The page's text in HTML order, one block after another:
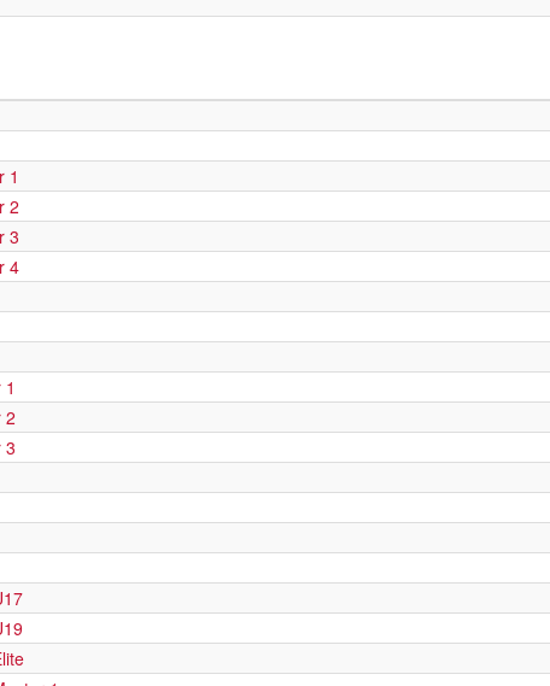
1
2
3
4
2
3